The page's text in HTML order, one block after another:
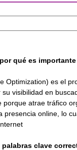
qué es
Optimization) es el
visibilidad en
porque atrae tráfico
presencia online, lo
clave